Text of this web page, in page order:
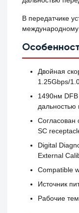
В передатчике
международному
Двойная
1.25Gbps/
1490нм
Согласован
SC
Digital
External
Compatible
Источник
Рабочие